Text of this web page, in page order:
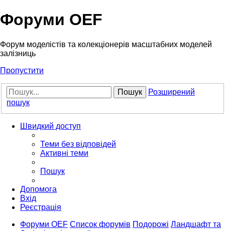
Форуми OEF
Форум моделістів та колекціонерів масштабних моделей
залізниць
Пропустити
Пошук
Розширений
пошук
Швидкий доступ
Теми без відповідей
Активні теми
Пошук
Допомога
Вхід
Реєстрація
Форуми OEF Список форумів Подорожі Ландшафт та